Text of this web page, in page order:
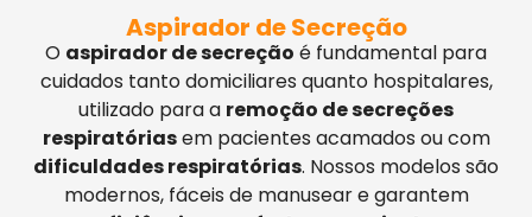
Aspirador de Secreção
O aspirador de secreção é fundamental para
cuidados tanto domiciliares quanto hospitalares,
utilizado para a remoção de secreções
respiratóriasem pacientes acamados ou com
dificuldades respiratórias. Nossos modelos são
modernos, fáceis de manusear e garantem